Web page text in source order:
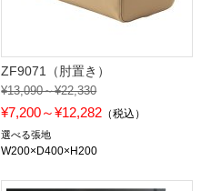
ZF9071（肘置き）
¥13,090～¥22,330
¥7,200～¥12,282 （税込）
選べる張地
W200×D400×H200